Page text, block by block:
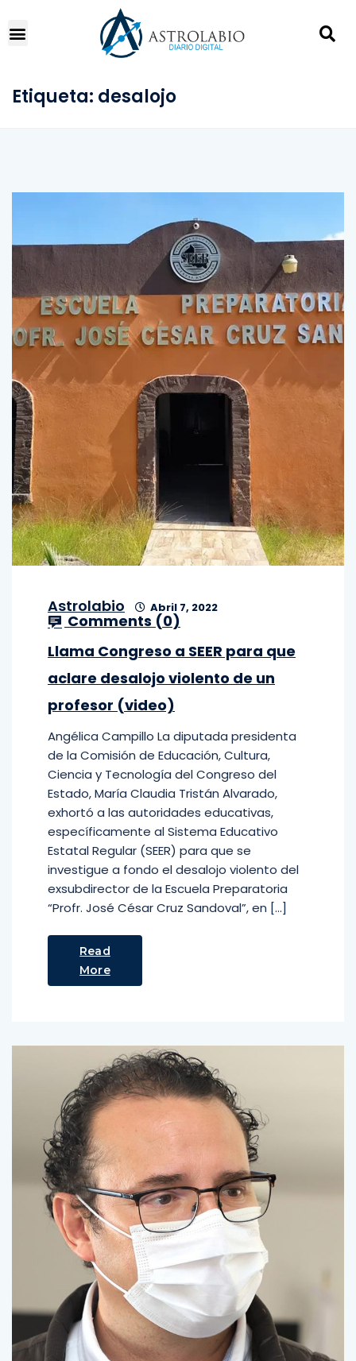
Etiqueta: desalojo
Astrolabio Abril 7, 2022
Comments (0)
Llama Congreso a SEER para que
aclare desalojo violento de un
profesor (video)
Angélica Campillo La diputada presidenta
de la Comisión de Educación, Cultura,
Ciencia y Tecnología del Congreso del
Estado, María Claudia Tristán Alvarado,
exhortó a las autoridades educativas,
específicamente al Sistema Educativo
Estatal Regular (SEER) para que se
investigue a fondo el desalojo violento del
exsubdirector de la Escuela Preparatoria
“Profr. José César Cruz Sandoval”, en […]
Read
More